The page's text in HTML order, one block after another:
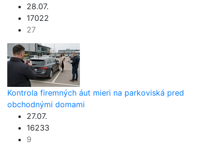
28.07.
17022
27
Kontrola firemných áut mieri na parkoviská pred
obchodnými domami
27.07.
16233
9